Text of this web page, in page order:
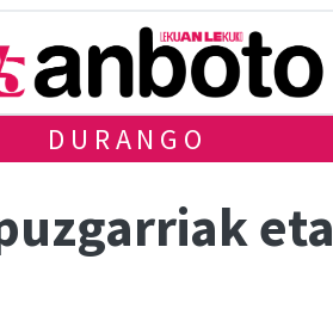
DURANGO